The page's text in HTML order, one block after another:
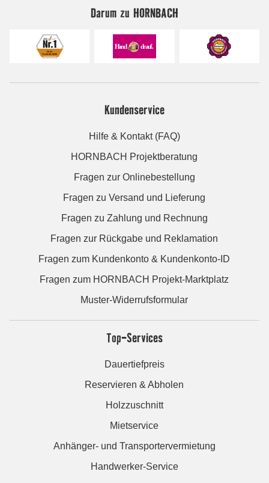
Darum zu HORNBACH
Kundenservice
Hilfe & Kontakt (FAQ)
HORNBACH Projektberatung
Fragen zur Onlinebestellung
Fragen zu Versand und Lieferung
Fragen zu Zahlung und Rechnung
Fragen zur Rückgabe und Reklamation
Fragen zum Kundenkonto & Kundenkonto-ID
Fragen zum HORNBACH Projekt-Marktplatz
Muster-Widerrufsformular
Top-Services
Dauertiefpreis
Reservieren & Abholen
Holzzuschnitt
Mietservice
Anhänger- und Transportervermietung
Handwerker-Service